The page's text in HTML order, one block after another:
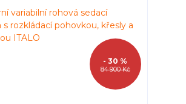
84 900 Kč
- 30 %